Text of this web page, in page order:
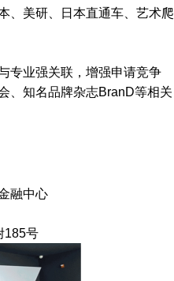
、美研、日本直通车、艺术爬
专业强关联，增强申请竞争
、知名品牌杂志BranD等相关
融中心
185号